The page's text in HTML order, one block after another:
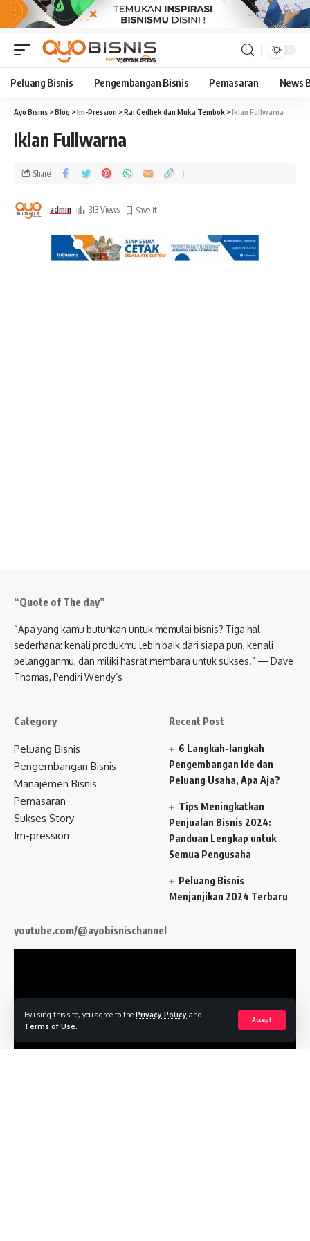
By using this site, you agree to the Privacy Policy and
Terms of Use
Accept
Peluang Bisnis Pengembangan Bisnis Pemasaran News
Ayo Bisnis >Blog >Im-Pression >Rai Gedhek dan Muka Tembok >Iklan Fullwarna
Iklan Fullwarna
admin 313 Views
Share
“Quote of The day”
“Apa yang kamu butuhkan untuk memulai bisnis? Tiga hal
sederhana: kenali produkmu lebih baik dari siapa pun, kenali
pelangganmu, dan miliki hasrat membara untuk sukses.” — Dave
Thomas, Pendiri Wendy’s
Category
Peluang Bisnis
Pengembangan Bisnis
Manajemen Bisnis
Pemasaran
Sukses Story
Im-pression
Recent Post
6 Langkah-langkah
Pengembangan Ide dan
Peluang Usaha, Apa Aja?
Tips Meningkatkan
Penjualan Bisnis 2024:
Panduan Lengkap untuk
Semua Pengusaha
Peluang Bisnis
Menjanjikan 2024 Terbaru
youtube.com/@ayobisnischannel